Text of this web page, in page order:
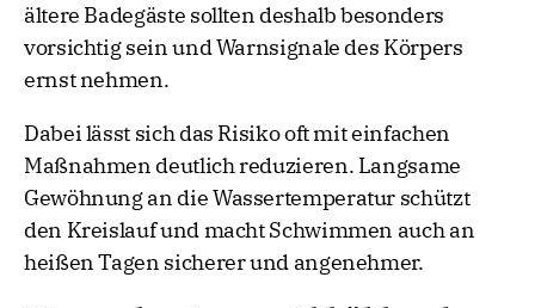
ältere Badegäste sollten deshalb besonders
vorsichtig sein und Warnsignale des Körpers
ernst nehmen.
Dabei lässt sich das Risiko oft mit einfachen
Maßnahmen deutlich reduzieren. Langsame
Gewöhnung an die Wassertemperatur schützt
den Kreislauf und macht Schwimmen auch an
heißen Tagen sicherer und angenehmer.